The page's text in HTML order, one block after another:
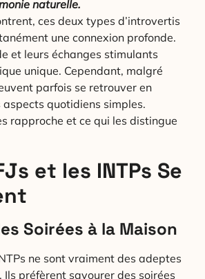
naturelle.
ces deux types d’introvertis
une connexion profonde.
et leurs échanges stimulants
unique. Cependant, malgré
parfois se retrouver en
quotidiens simples.
rapproche et ce qui les distingue
et les INTPs Se
Soirées à la Maison
ne sont vraiment des adeptes
préfèrent savourer des soirées